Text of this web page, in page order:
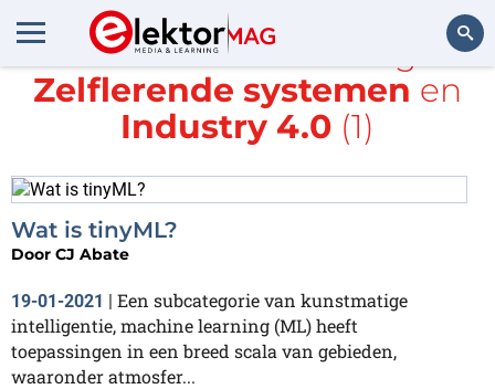
Zoeken
Alle items met de tags
Zelflerende systemen en
Industry 4.0 (1)
Wat is tinyML?
Door CJ Abate
19-01-2021 | Een subcategorie van kunstmatige
intelligentie, machine learning (ML) heeft
toepassingen in een breed scala van gebieden,
waaronder atmosfer...